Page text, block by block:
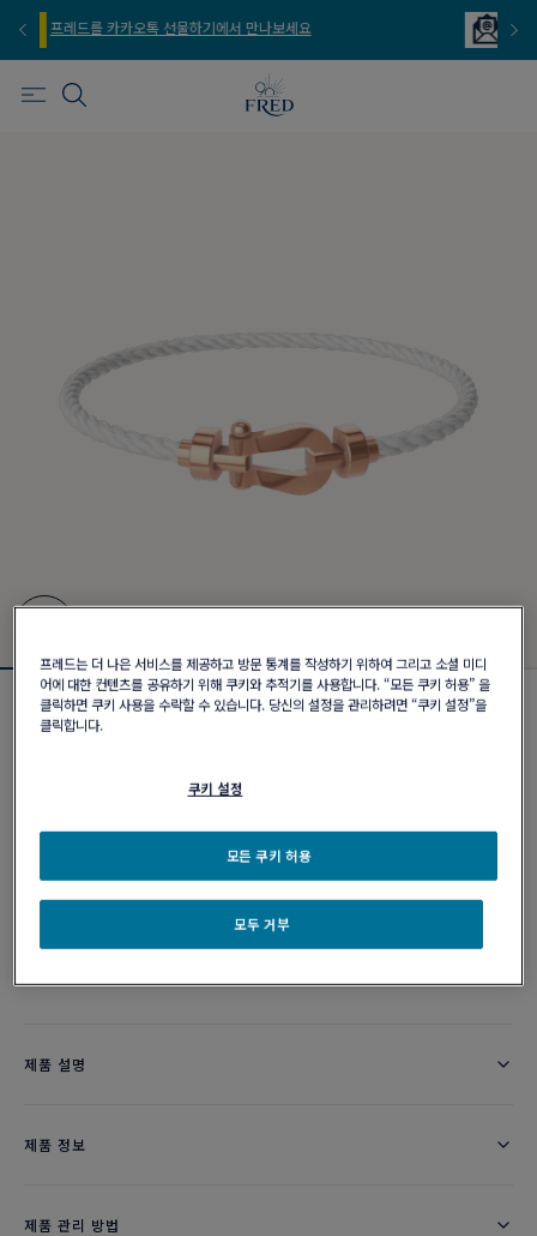
프레드를 이메일 주문 서비스로 만나보세요
포스텐 브레이슬릿
커스터마이즈
제품 설명
제품 정보
제품 관리 방법
프레드는 더 나은 서비스를 제공하고 방문 통계를 작성하기 위하여 그리고 소셜 미디
어에 대한 컨텐츠를 공유하기 위해 쿠키와 추적기를 사용합니다. “모든 쿠키 허용” 을
클릭하면 쿠키 사용을 수락할 수 있습니다. 당신의 설정을 관리하려면 “쿠키 설정”을
클릭합니다.
쿠키 설정
모두 거부
모든 쿠키 허용